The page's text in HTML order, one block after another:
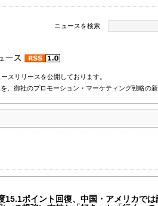
ニュースを検索
スリリースを公開しております。
、御社のプロモーション・マーケティング戦略の
15.1ポイント回復、中国・アメリカで